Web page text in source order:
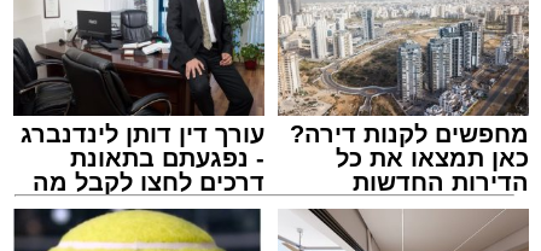
מחפשים לקנות דירה?
כאן תמצאו את כל
הדירות החדשות
למכירה באשדוד >>>
עורך דין דותן לינדנברג
- נפגעתם בתאונת
דרכים לחצו לקבל מה
שמגיע לכם